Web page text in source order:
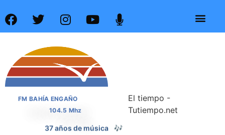
FM BAHÍA ENGAÑO
104.5 Mhz
37 años de noticias 📰
El tiempo -
Tutiempo.net